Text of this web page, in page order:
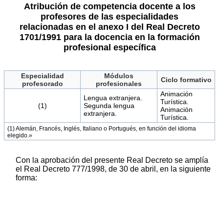
Atribución de competencia docente a los
profesores de las especialidades
relacionadas en el anexo I del Real Decreto
1701/1991 para la docencia en la formación
profesional específica
Especialidad
profesorado
Módulos
profesionales
Ciclo formativo
(1)
Lengua extranjera.
Segunda lengua
extranjera.
Animación
Turística.
Animación
Turística.
(1) Alemán, Francés, Inglés, Italiano o Portugués, en función del idioma
elegido.»
Con la aprobación del presente Real Decreto se amplía
el Real Decreto 777/1998, de 30 de abril, en la siguiente
forma: